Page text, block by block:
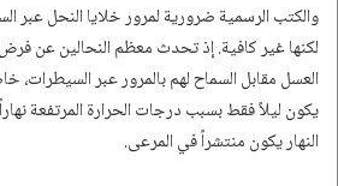
والكتب الرسمية ضرورية لمرور خلايا النحل عبر
لكنها غير كافية. إذ تحدث معظم النحالين عن
العسل مقابل السماح لهم بالمرور عبر
يكون ليلاً فقط بسبب درجات الحرارة المرتفعة
النهار يكون منتشراً في المرعى.